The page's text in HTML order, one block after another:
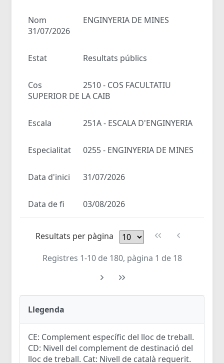
Nom
ENGINYERIA DE MINES
31/07/2026
Estat Resultats públics
Cos
2510 - COS FACULTATIU
SUPERIOR DE LA CAIB
Escala 251A - ESCALA D'ENGINYERIA
Especialitat 0255 - ENGINYERIA DE MINES
Data d'inici 31/07/2026
Data de fi 03/08/2026
Resultats per pàgina
Registres 1-10 de 180, pàgina 1 de 18
Llegenda
CE: Complement específic del lloc de treball.
CD: Nivell del complement de destinació del
lloc de treball. Cat: Nivell de català requerit.